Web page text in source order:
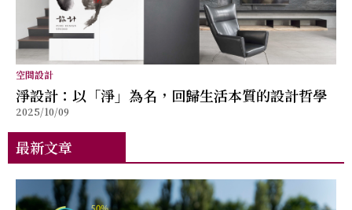
空間設計
淨設計：以「淨」為名，回歸生活本質的設計哲學
2025/10/09
最新文章